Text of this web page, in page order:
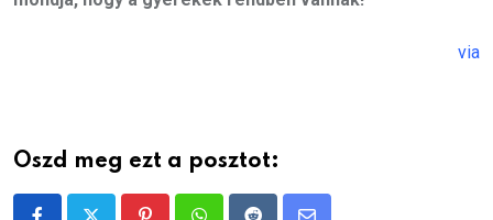
via
Oszd meg ezt a posztot: